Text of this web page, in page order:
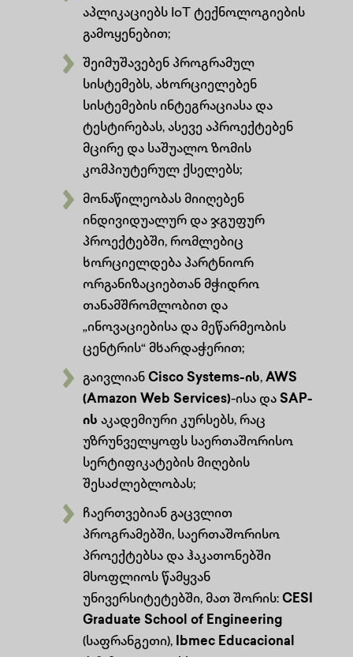
აპლიკაციებს IoT ტექნოლოგიების
გამოყენებით;
შეიმუშავებენ პროგრამულ
სისტემებს, ახორციელებენ
სისტემების ინტეგრაციასა და
ტესტირებას, ასევე აპროექტებენ
მცირე და საშუალო ზომის
კომპიუტერულ ქსელებს;
მონაწილეობას მიიღებენ
ინდივიდუალურ და ჯგუფურ
პროექტებში, რომლებიც
ხორციელდება პარტნიორ
ორგანიზაციებთან მჭიდრო
თანამშრომლობით და
„ინოვაციებისა და მეწარმეობის
ცენტრის“ მხარდაჭერით;
გაივლიან Cisco Systems-ის, AWS
(Amazon Web Services)-ისა და SAP-
ის აკადემიური კურსებს, რაც
უზრუნველყოფს საერთაშორისო
სერტიფიკატების მიღების
შესაძლებლობას;
ჩაერთვებიან გაცვლით
პროგრამებში, საერთაშორისო
პროექტებსა და ჰაკათონებში
მსოფლიოს წამყვან
უნივერსიტეტებში, მათ შორის: CESI
Graduate School of Engineering
(საფრანგეთი), Ibmec Educacional